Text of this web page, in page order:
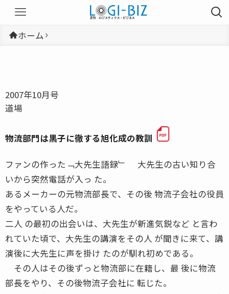
ホーム
2007年10月号
道場
物流部門は黒子に徹する旭化成の教訓
ファンの作った﹁大先生語録﹂ 大先生の古い知り合
いから突然電話が入っ た。
あるメーカーの元物流部長で、その後 物流子会社の役員
をやっている人だ。
二人 の最初の出会いは、大先生が新進気鋭など と言わ
れていた頃で、大先生の講演をその人 が聞きに来て、講
演後に大先生に声を掛け たのが馴れ初めである。
その人はその後ずっと物流部に在籍し、最 後に物流
部長をやり、その後物流子会社に 転じた。